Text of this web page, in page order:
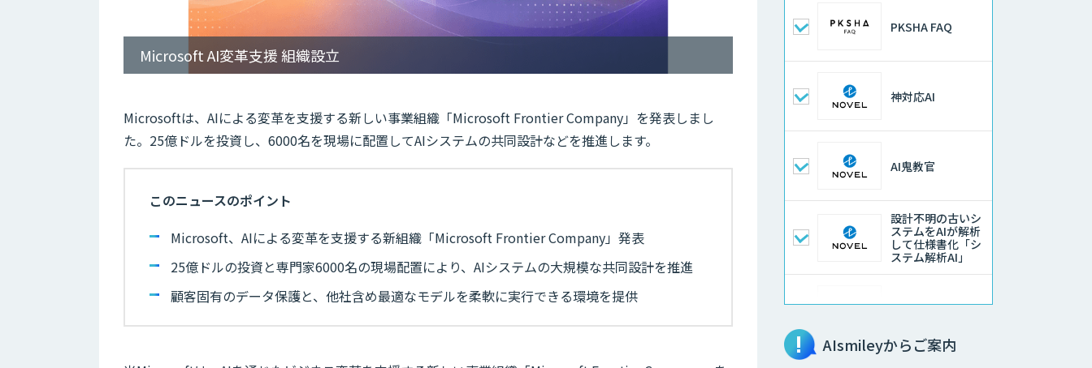
Microsoft AI変革支援 組織設立
Microsoftは、AIによる変革を支援する新しい事業組織「Microsoft Frontier Company」を発表しまし
た。25億ドルを投資し、6000名を現場に配置してAIシステムの共同設計などを推進します。
このニュースのポイント
Microsoft、AIによる変革を支援する新組織「Microsoft Frontier Company」発表
25億ドルの投資と専門家6000名の現場配置により、AIシステムの大規模な共同設計を推進
顧客固有のデータ保護と、他社含め最適なモデルを柔軟に実行できる環境を提供
PKSHA FAQ
神対応AI
AI鬼教官
設計不明の古いシ
ステムをAIが解析
して仕様書化「シ
ステム解析AI」
LLMOチェキ
AIsmileyからご案内